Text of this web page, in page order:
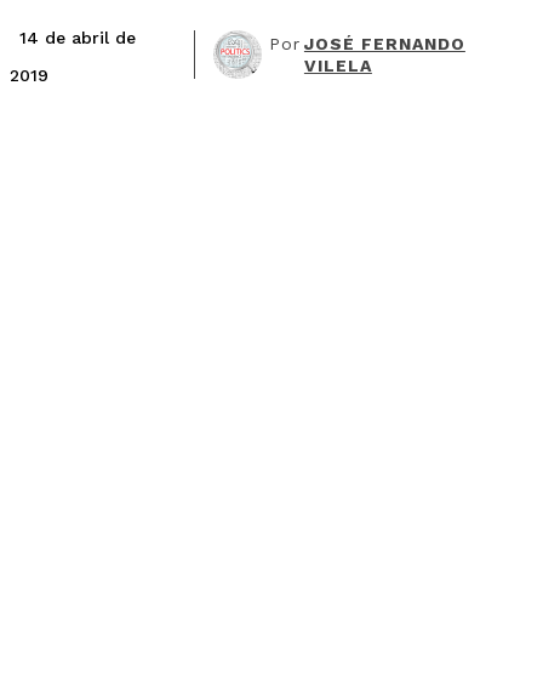
14 de abril de
2019
Por JOSÉ FERNANDO
VILELA